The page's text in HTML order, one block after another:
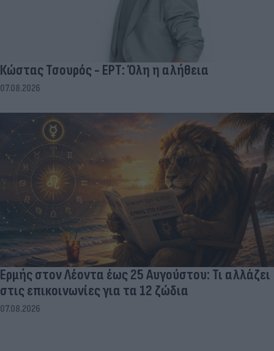
Κώστας Τσουρός - ΕΡΤ: Όλη η αλήθεια
07.08.2026
Ερμής στον Λέοντα έως 25 Αυγούστου: Τι αλλάζει
στις επικοινωνίες για τα 12 ζώδια
07.08.2026